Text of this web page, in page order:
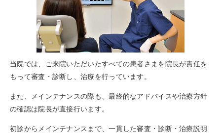
当院では、ご来院いただいたすべての患者さまを院長が責任を
もって審査・診断し、治療を行っています。
また、メインテナンスの際も、最終的なアドバイスや治療方針
の確認は院長が直接行います。
初診からメインテナンスまで、一貫した審査・診断・治療説明